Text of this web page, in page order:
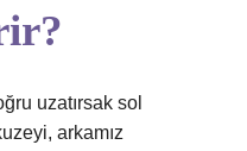
uzatırsak sol
arkamız